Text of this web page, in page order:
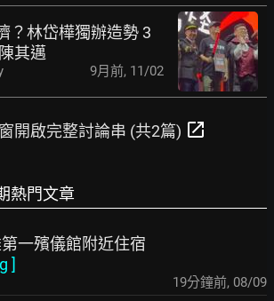
？林岱樺獨辦造勢 3
其邁
9月前, 11/02
開啟完整討論串 (共2篇) open_in_new
熱門文章
一殯儀館附近住宿
]
19分鐘前, 08/09